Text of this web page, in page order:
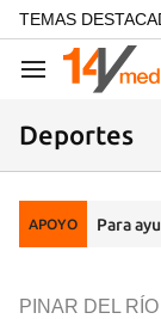
common.go-to-
TEMAS
Navegación
Deportes
APOYO Para
PINAR DEL RÍO